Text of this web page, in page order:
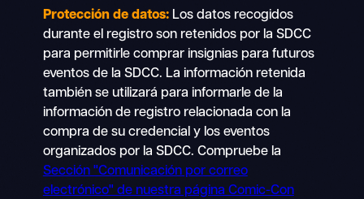
Protección de datos:Los datos recogidos
durante el registro son retenidos por la SDCC
para permitirle comprar insignias para futuros
eventos de la SDCC. La información retenida
también se utilizará para informarle de la
información de registro relacionada con la
compra de su credencial y los eventos
organizados por la SDCC. Compruebe la
Sección "Comunicación por correo
electrónico" de nuestra página Comic-Con